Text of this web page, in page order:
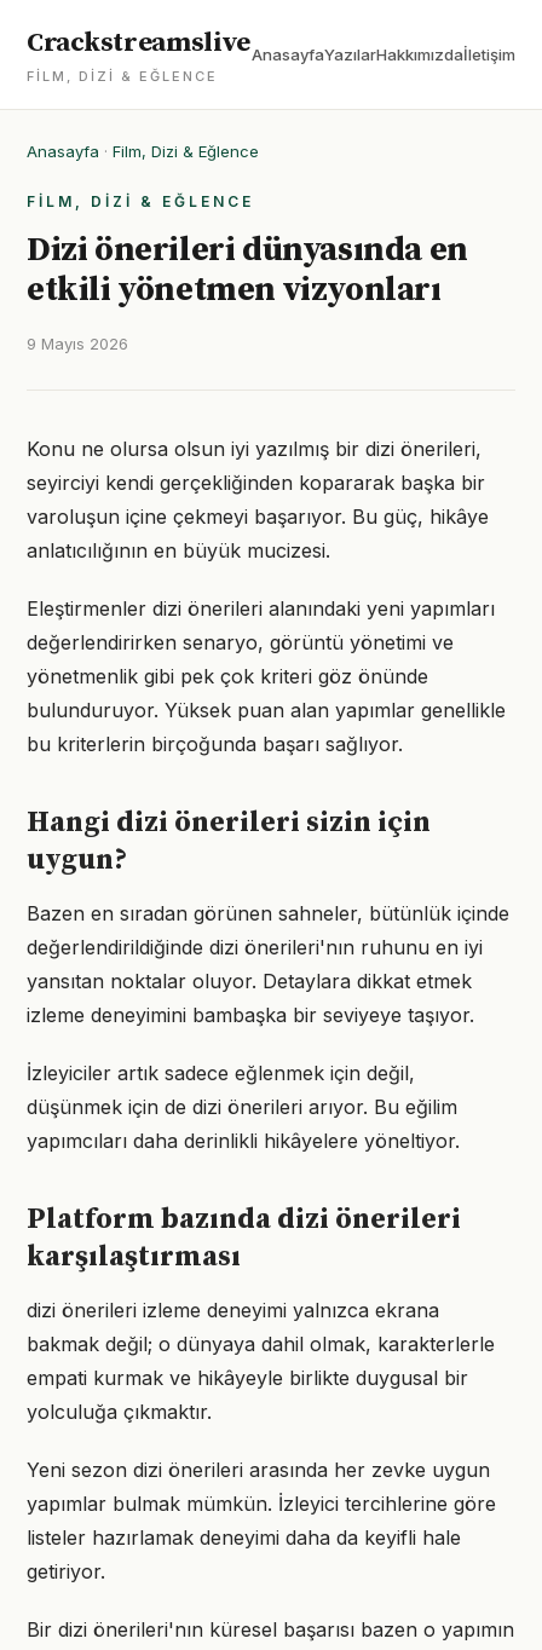
Crackstreamslive
FILM, DIZI & EĞLENCE
AnasayfaYazılarHakkımızdaİletişim
Anasayfa · Film, Dizi & Eğlence
FILM, DIZI & EĞLENCE
Dizi önerileri dünyasında en
etkili yönetmen vizyonları
9 Mayıs 2026
Konu ne olursa olsun iyi yazılmış bir dizi önerileri,
seyirciyi kendi gerçekliğinden kopararak başka bir
varoluşun içine çekmeyi başarıyor. Bu güç, hikâye
anlatıcılığının en büyük mucizesi.
Eleştirmenler dizi önerileri alanındaki yeni yapımları
değerlendirirken senaryo, görüntü yönetimi ve
yönetmenlik gibi pek çok kriteri göz önünde
bulunduruyor. Yüksek puan alan yapımlar genellikle
bu kriterlerin birçoğunda başarı sağlıyor.
Hangi dizi önerileri sizin için
uygun?
Bazen en sıradan görünen sahneler, bütünlük içinde
değerlendirildiğinde dizi önerileri'nın ruhunu en iyi
yansıtan noktalar oluyor. Detaylara dikkat etmek
izleme deneyimini bambaşka bir seviyeye taşıyor.
İzleyiciler artık sadece eğlenmek için değil,
düşünmek için de dizi önerileri arıyor. Bu eğilim
yapımcıları daha derinlikli hikâyelere yöneltiyor.
Platform bazında dizi önerileri
karşılaştırması
dizi önerileri izleme deneyimi yalnızca ekrana
bakmak değil; o dünyaya dahil olmak, karakterlerle
empati kurmak ve hikâyeyle birlikte duygusal bir
yolculuğa çıkmaktır.
Yeni sezon dizi önerileri arasında her zevke uygun
yapımlar bulmak mümkün. İzleyici tercihlerine göre
listeler hazırlamak deneyimi daha da keyifli hale
getiriyor.
Bir dizi önerileri'nın küresel başarısı bazen o yapımın